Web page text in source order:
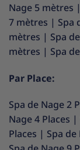
Nage 5 mètres |
7 mètres | Spa
mètres | Spa
mètres | Spa
Par Place:
Spa de Nage 2
Nage 4 Places |
Places | Spa de